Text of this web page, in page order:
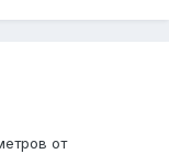
от